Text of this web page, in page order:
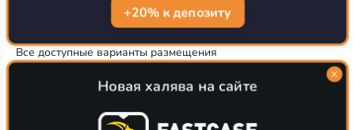
Политика конфиденциальности
РЕКЛАМА НА САЙТЕ
Все доступные варианты размещения
Согласие на обработку данных
О CS-CONFIG.COM
CFG pro CS 2 - именно это мы и размещаем на нашем
проекте, иными словами мы предоставляем пользователям
+20% к депозиту
Новая халява на сайте